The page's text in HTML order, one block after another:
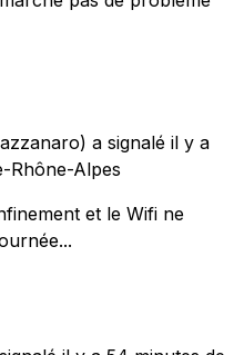
a signalé il y a
Rhône-Alpes
et le Wifi ne